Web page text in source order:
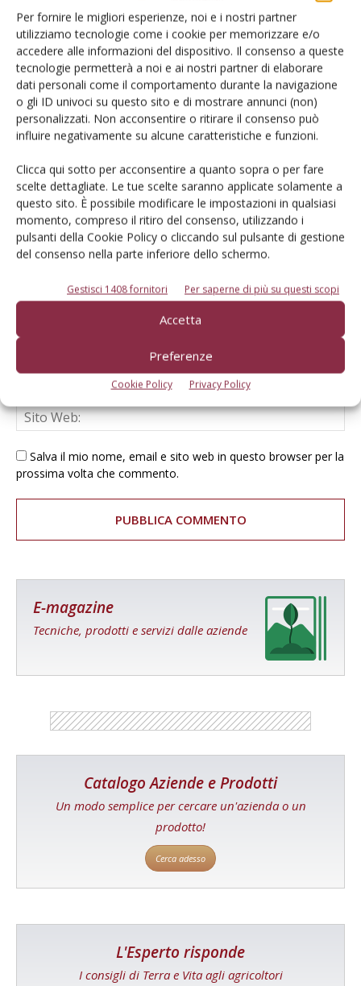
Per fornire le migliori esperienze, noi e i nostri partner
utilizziamo tecnologie come i cookie per memorizzare e/o
accedere alle informazioni del dispositivo. Il consenso a queste
tecnologie permetterà a noi e ai nostri partner di elaborare
dati personali come il comportamento durante la navigazione
o gli ID univoci su questo sito e di mostrare annunci (non)
personalizzati. Non acconsentire o ritirare il consenso può
influire negativamente su alcune caratteristiche e funzioni.
Clicca qui sotto per acconsentire a quanto sopra o per fare
scelte dettagliate. Le tue scelte saranno applicate solamente a
questo sito. È possibile modificare le impostazioni in qualsiasi
momento, compreso il ritiro del consenso, utilizzando i
pulsanti della Cookie Policy o cliccando sul pulsante di gestione
del consenso nella parte inferiore dello schermo.
Gestisci 1408 fornitori Per saperne di più su questi scopi
Accetta
Preferenze
Cookie Policy Privacy Policy
New Holland festeggia i 2 milioni di
trattori a Basildon
LASCIA UN COMMENTO
Salva il mio nome, email e sito web in questo browser per la
prossima volta che commento.
E-magazine
Tecniche, prodotti e servizi dalle aziende
Catalogo Aziende e Prodotti
Un modo semplice per cercare un'azienda o un
prodotto!
Cerca adesso
L'Esperto risponde
I consigli di Terra e Vita agli agricoltori